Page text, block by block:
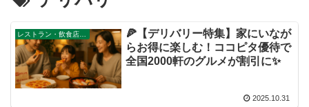
🍕【デリバリー特集】家にいなが
らお得に楽しむ！ココピタ優待で
全国2000軒のグルメが割引に✨
2025.10.31